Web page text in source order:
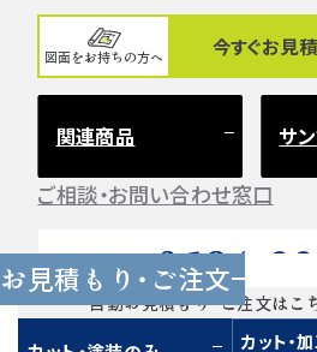
お見積もり・ご注文
自動お見積もり・ご注文はこ
カット・
図面をお持ちの方へ 今すぐお見
関連商品 サ
ご相談・お問い合わせ窓口
Tel. 0584-
営業時間 9:00〜17:00（土